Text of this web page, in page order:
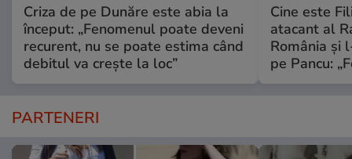
Criza de pe Dunăre este abia la
început: „Fenomenul poate deveni
recurent, nu se poate estima când
debitul va crește la loc”
Cine este
atacant al
România și
pe Pancu:
PARTENERI